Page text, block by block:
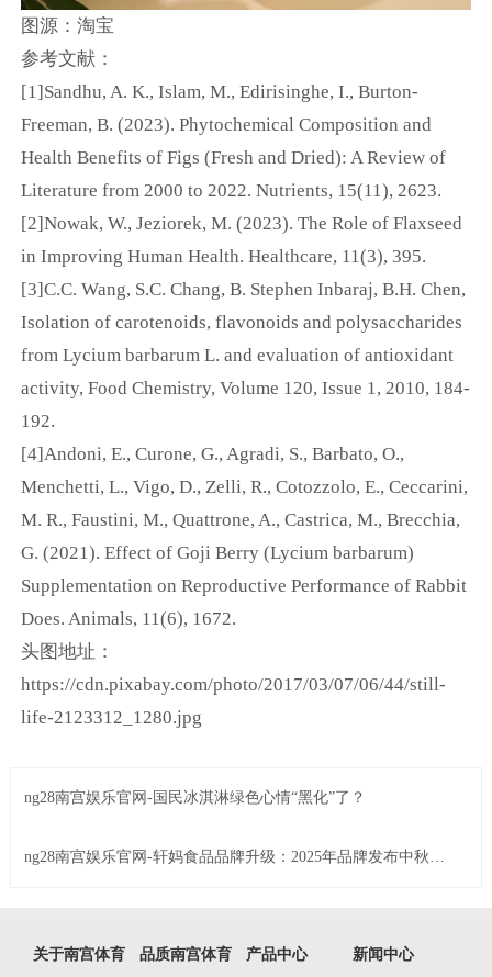
图源：淘宝
参考文献：
[1]Sandhu, A. K., Islam, M., Edirisinghe, I., Burton-
Freeman, B. (2023). Phytochemical Composition and
Health Benefits of Figs (Fresh and Dried): A Review of
Literature from 2000 to 2022. Nutrients, 15(11), 2623.
[2]Nowak, W., Jeziorek, M. (2023). The Role of Flaxseed
in Improving Human Health. Healthcare, 11(3), 395.
[3]C.C. Wang, S.C. Chang, B. Stephen Inbaraj, B.H. Chen,
Isolation of carotenoids, flavonoids and polysaccharides
from Lycium barbarum L. and evaluation of antioxidant
activity, Food Chemistry, Volume 120, Issue 1, 2010, 184-
192.
[4]Andoni, E., Curone, G., Agradi, S., Barbato, O.,
Menchetti, L., Vigo, D., Zelli, R., Cotozzolo, E., Ceccarini,
M. R., Faustini, M., Quattrone, A., Castrica, M., Brecchia,
G. (2021). Effect of Goji Berry (Lycium barbarum)
Supplementation on Reproductive Performance of Rabbit
Does. Animals, 11(6), 1672.
头图地址：
https://cdn.pixabay.com/photo/2017/03/07/06/44/still-
life-2123312_1280.jpg
ng28南宫娱乐官网-国民冰淇淋绿色心情“黑化”了？
ng28南宫娱乐官网-轩妈食品品牌升级：2025年品牌发布中秋启
关于南宫体育 品质南宫体育 产品中心 新闻中心